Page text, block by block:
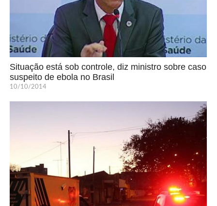
Situação está sob controle, diz ministro sobre caso
suspeito de ebola no Brasil
10/10/2014